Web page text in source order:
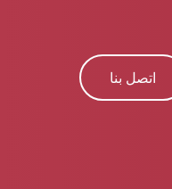
اتصل بنا